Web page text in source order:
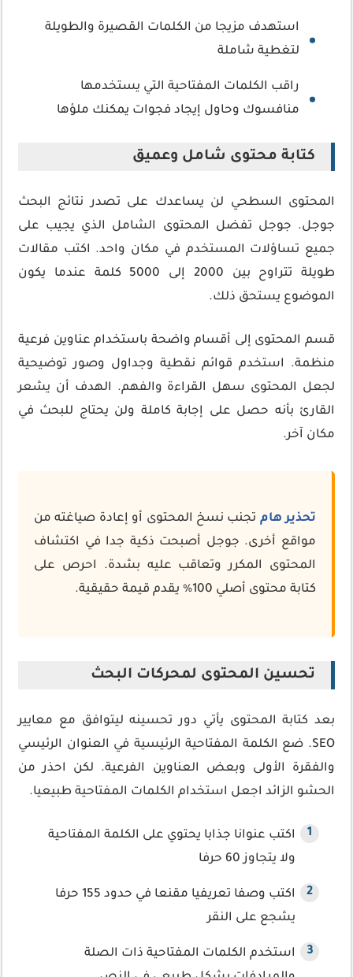
استهدف مزيجا من الكلمات القصيرة والطويلة
لتغطية شاملة
راقب الكلمات المفتاحية التي يستخدمها
منافسوك وحاول إيجاد فجوات يمكنك ملؤها
كتابة محتوى شامل وعميق
المحتوى السطحي لن يساعدك على تصدر نتائج البحث
جوجل. جوجل تفضل المحتوى الشامل الذي يجيب على
جميع تساؤلات المستخدم في مكان واحد. اكتب مقالات
طويلة تتراوح بين 2000 إلى 5000 كلمة عندما يكون
الموضوع يستحق ذلك.
قسم المحتوى إلى أقسام واضحة باستخدام عناوين فرعية
منظمة. استخدم قوائم نقطية وجداول وصور توضيحية
لجعل المحتوى سهل القراءة والفهم. الهدف أن يشعر
القارئ بأنه حصل على إجابة كاملة ولن يحتاج للبحث في
مكان آخر.
تحذير هام تجنب نسخ المحتوى أو إعادة صياغته من
مواقع أخرى. جوجل أصبحت ذكية جدا في اكتشاف
المحتوى المكرر وتعاقب عليه بشدة. احرص على
كتابة محتوى أصلي 100٪ يقدم قيمة حقيقية.
تحسين المحتوى لمحركات البحث
بعد كتابة المحتوى يأتي دور تحسينه ليتوافق مع معايير
SEO. ضع الكلمة المفتاحية الرئيسية في العنوان الرئيسي
والفقرة الأولى وبعض العناوين الفرعية. لكن احذر من
الحشو الزائد اجعل استخدام الكلمات المفتاحية طبيعيا.
اكتب عنوانا جذابا يحتوي على الكلمة المفتاحية
ولا يتجاوز 60 حرفا
اكتب وصفا تعريفيا مقنعا في حدود 155 حرفا
يشجع على النقر
استخدم الكلمات المفتاحية ذات الصلة